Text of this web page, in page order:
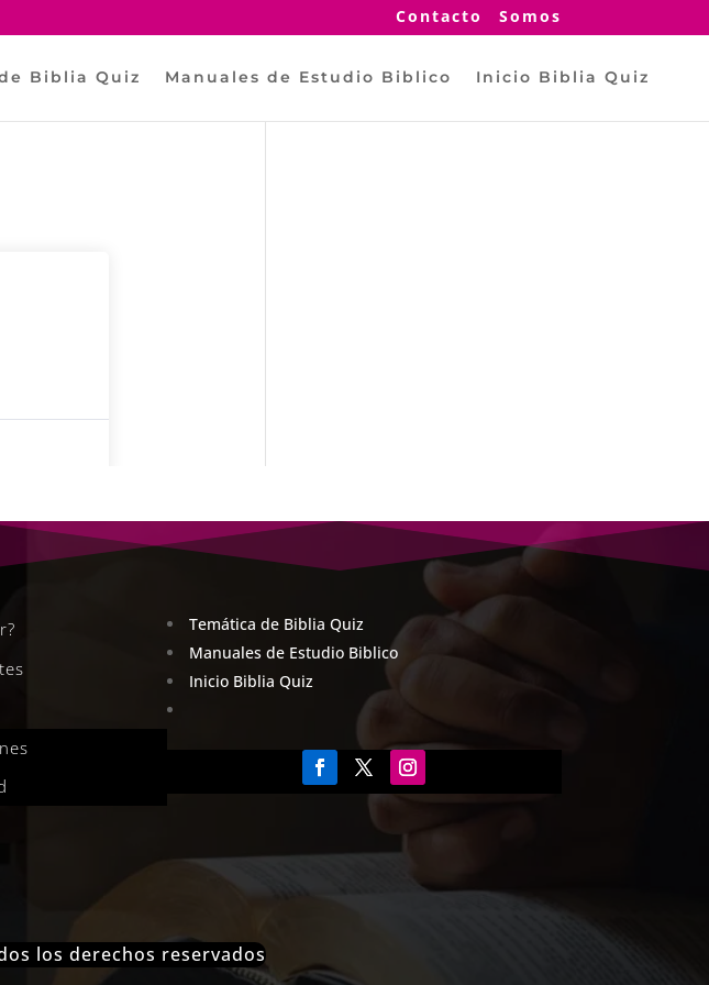
Contacto Somos
Biblia Quiz Manuales de Estudio Biblico Inicio Biblia Quiz
Temática de Biblia Quiz
Manuales de Estudio Biblico
Inicio Biblia Quiz
los derechos reservados